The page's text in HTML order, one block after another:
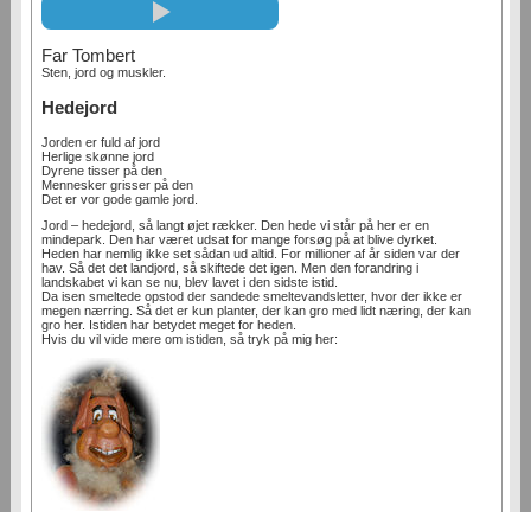
Far Tombert
Sten, jord og muskler.
Hedejord
Jorden er fuld af jord
Herlige skønne jord
Dyrene tisser på den
Mennesker grisser på den
Det er vor gode gamle jord.
Jord – hedejord, så langt øjet rækker. Den hede vi står på her er en
mindepark. Den har været udsat for mange forsøg på at blive dyrket.
Heden har nemlig ikke set sådan ud altid. For millioner af år siden var der
hav. Så det det landjord, så skiftede det igen. Men den forandring i
landskabet vi kan se nu, blev lavet i den sidste istid.
Da isen smeltede opstod der sandede smeltevandsletter, hvor der ikke er
megen nærring. Så det er kun planter, der kan gro med lidt næring, der kan
gro her. Istiden har betydet meget for heden.
Hvis du vil vide mere om istiden, så tryk på mig her: